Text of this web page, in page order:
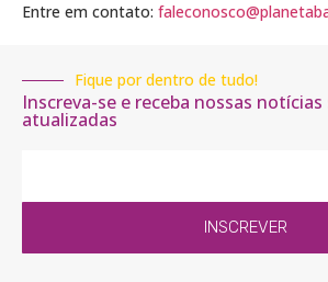
Entre em contato:
Fique por dentro de tudo!
Inscreva-se e receba nossas
atualizadas
INSCREVER